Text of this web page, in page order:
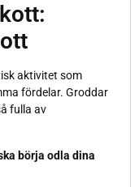
aktivitet som
fördelar. Groddar
fulla av
börja odla dina